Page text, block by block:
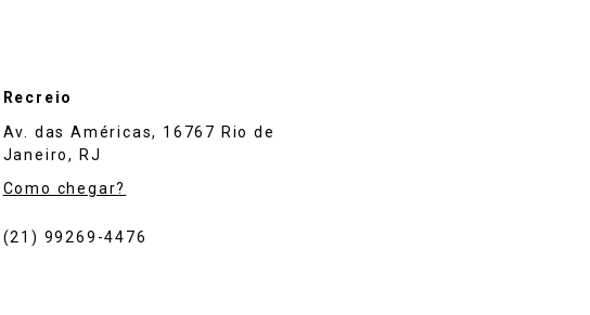
Recreio
Av. das Américas, 16767 Rio de
Janeiro, RJ
Como chegar?
(21) 99269-4476